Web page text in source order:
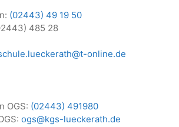
(02443) 49 19 50
485 28
online.de
OGS: (02443) 491980
ogs@kgs-lueckerath.de